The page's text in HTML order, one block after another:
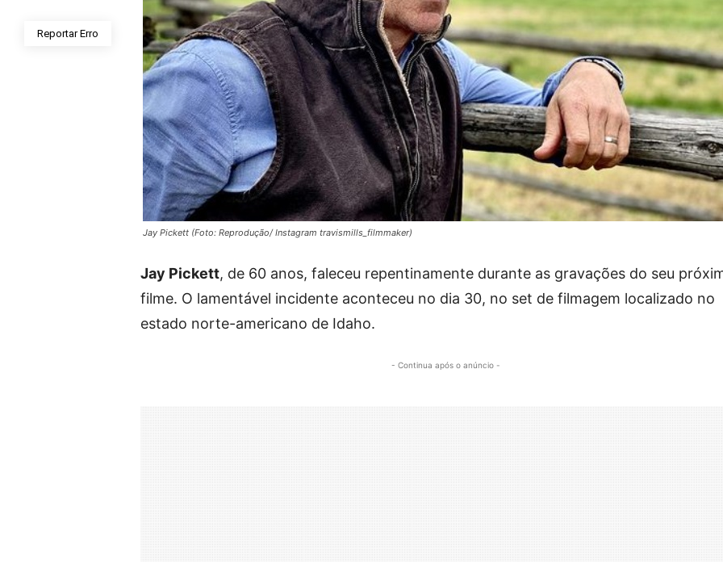
Reportar Erro
Jay Pickett (Foto: Reprodução/ Instagram travismills_filmmaker)
Jay Pickett, de 60 anos, faleceu repentinamente durante as gravações do seu
filme. O lamentável incidente aconteceu no dia 30, no set de filmagem localizado no
estado norte-americano de Idaho.
- Continua após o anúncio -